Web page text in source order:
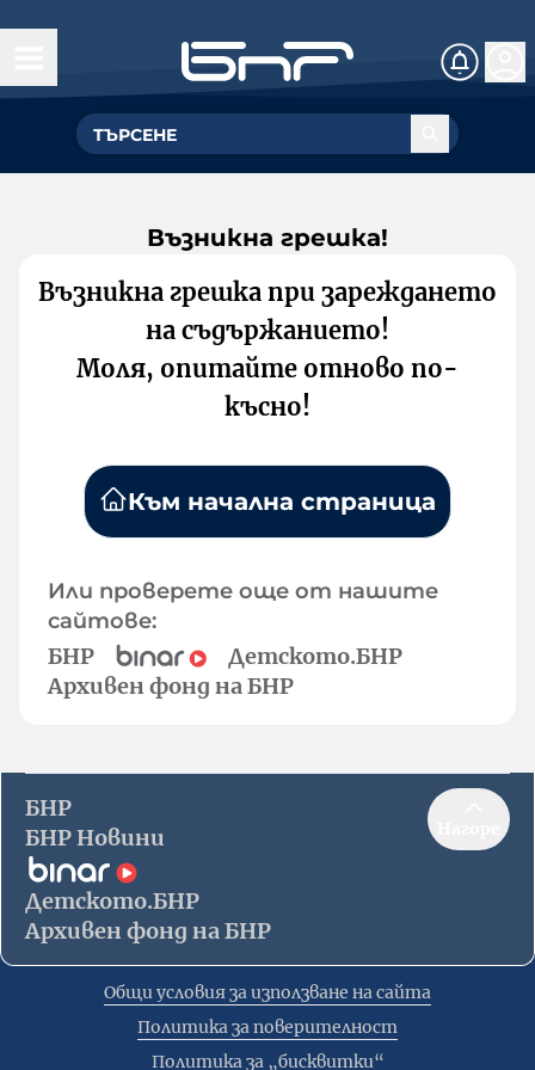
Възникна грешка!
Възникна грешка при зареждането
на съдържанието!
Моля, опитайте отново по-
късно!
Към начална страница
Или проверете още от нашите
сайтове:
БНР
Детското.БНР
Архивен фонд на БНР
БНР
БНР Новини
Детското.БНР
Архивен фонд на БНР
Общи условия за използване на сайта
Политика за поверителност
Политика за „бисквитки“